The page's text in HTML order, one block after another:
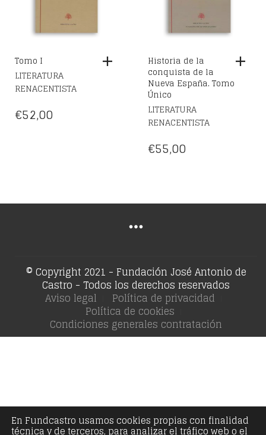
Tomo I
LITERATURA
RENACENTISTA
€52,00
Historia de la
conquista de la
Nueva España. Tomo
Único
LITERATURA
RENACENTISTA
€55,00
© Copyright 2021 - Fundación José Antonio de
Castro - Todos los derechos reservados
Aviso legal Política de privacidad
Política de cookies
Condiciones generales contratación
En Fundcastro usamos cookies propias con finalidad
técnica y de terceros, para analizar el tráfico web o el